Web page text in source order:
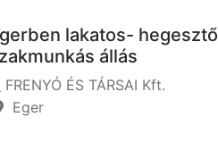
lakatos- hegesztő
állás
FRENYÓ ÉS TÁRSAI Kft.
Eger